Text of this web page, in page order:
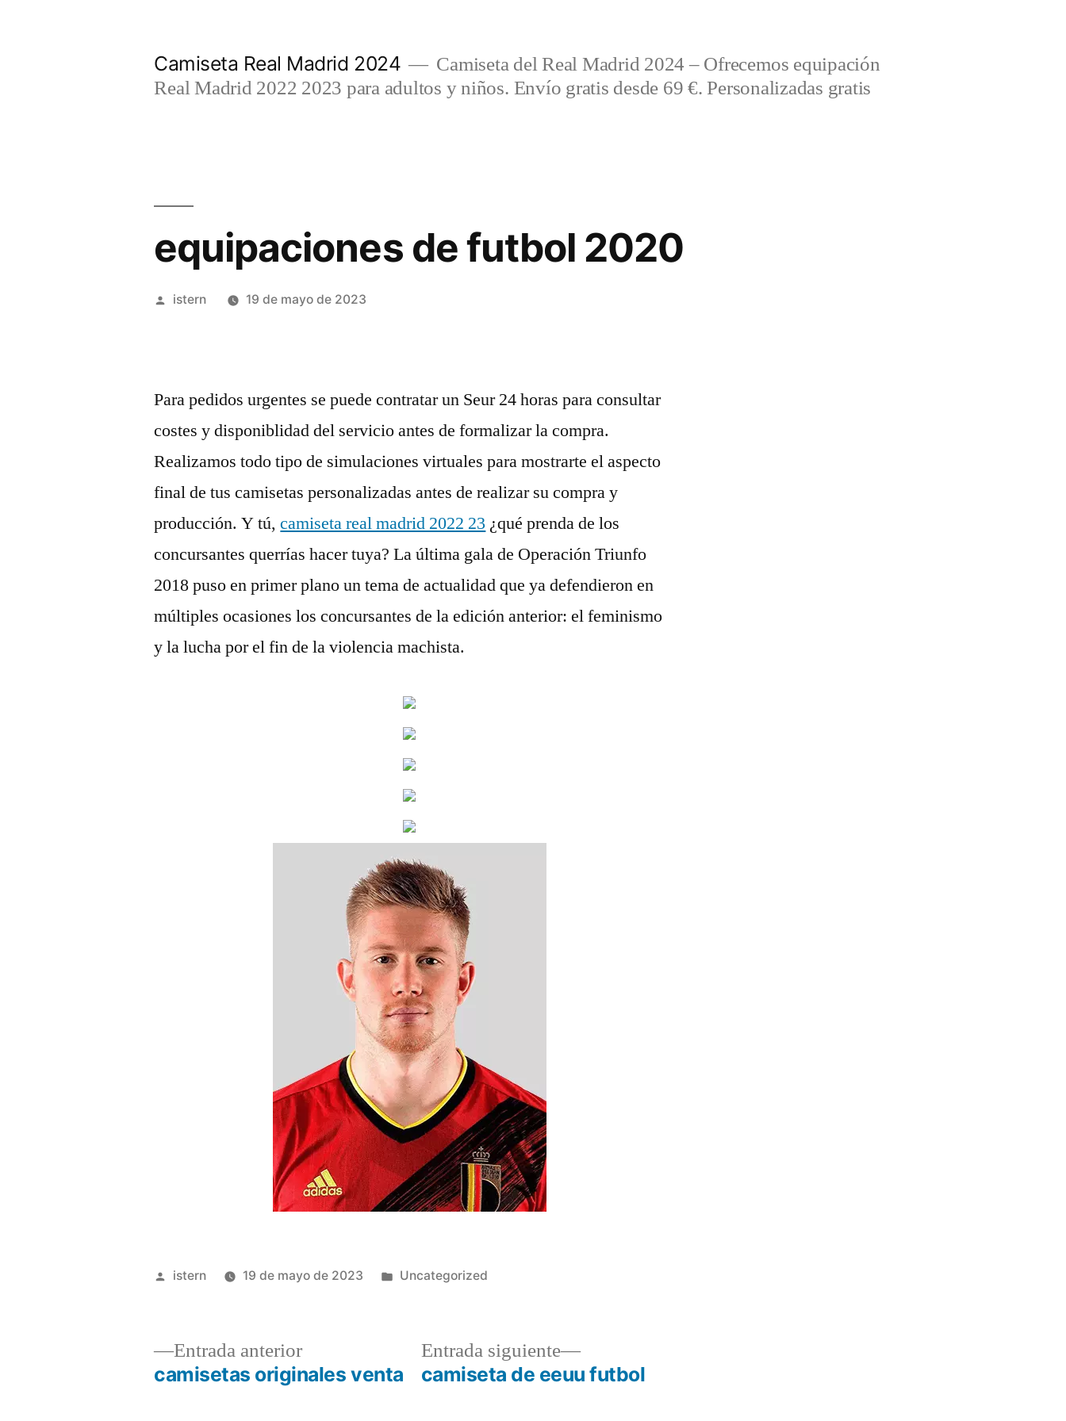
Camiseta Real Madrid 2024
Camiseta del Real Madrid 2024 – Ofrecemos equipación
Real Madrid 2022 2023 para adultos y niños. Envío gratis desde 69 €. Personalizadas gratis
equipaciones de futbol 2020
Publicado
istern 19 de mayo de 2023
Para pedidos urgentes se puede contratar un Seur 24 horas para consultar
costes y disponiblidad del servicio antes de formalizar la compra.
Realizamos todo tipo de simulaciones virtuales para mostrarte el aspecto
final de tus camisetas personalizadas antes de realizar su compra y
producción. Y tú,camiseta real madrid 2022 23 ¿qué prenda de los
concursantes querrías hacer tuya? La última gala de Operación Triunfo
2018 puso en primer plano un tema de actualidad que ya defendieron en
múltiples ocasiones los concursantes de la edición anterior: el feminismo
y la lucha por el fin de la violencia machista.
Publicado
istern 19 de mayo de 2023
Publicado
Uncategorized
Navegación
Entrada anteriorEntrada
anterior:
camisetas originales venta
Entrada siguiente
Entrada
siguiente:
camiseta de eeuu futbol